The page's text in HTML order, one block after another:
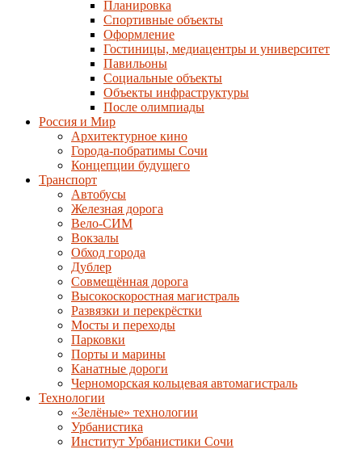
Планировка
Спортивные объекты
Оформление
Гостиницы, медиацентры и университет
Павильоны
Социальные объекты
Объекты инфраструктуры
После олимпиады
Россия и Мир
Архитектурное кино
Города-побратимы Сочи
Концепции будущего
Транспорт
Автобусы
Железная дорога
Вело-СИМ
Вокзалы
Обход города
Дублер
Совмещённая дорога
Высокоскоростная магистраль
Развязки и перекрёстки
Мосты и переходы
Парковки
Порты и марины
Канатные дороги
Черноморская кольцевая автомагистраль
Технологии
«Зелёные» технологии
Урбанистика
Институт Урбанистики Сочи